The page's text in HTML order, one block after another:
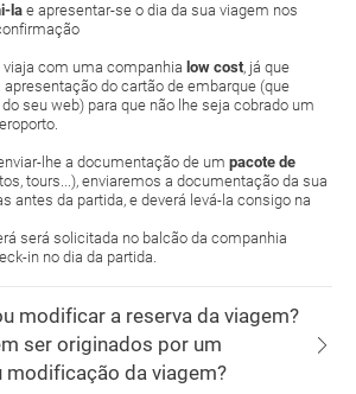
la e apresentar-se o dia da sua viagem nos
com uma companhia low cost, já que
do cartão de embarque (que
seu web) para que não lhe seja cobrado um
lhe a documentação de um pacote de
tours...), enviaremos a documentação da sua
antes da partida, e deverá levá-la consigo na
será solicitada no balcão da companhia
in no dia da partida.
modificar a reserva da viagem?
ser originados por um
modificação da viagem?